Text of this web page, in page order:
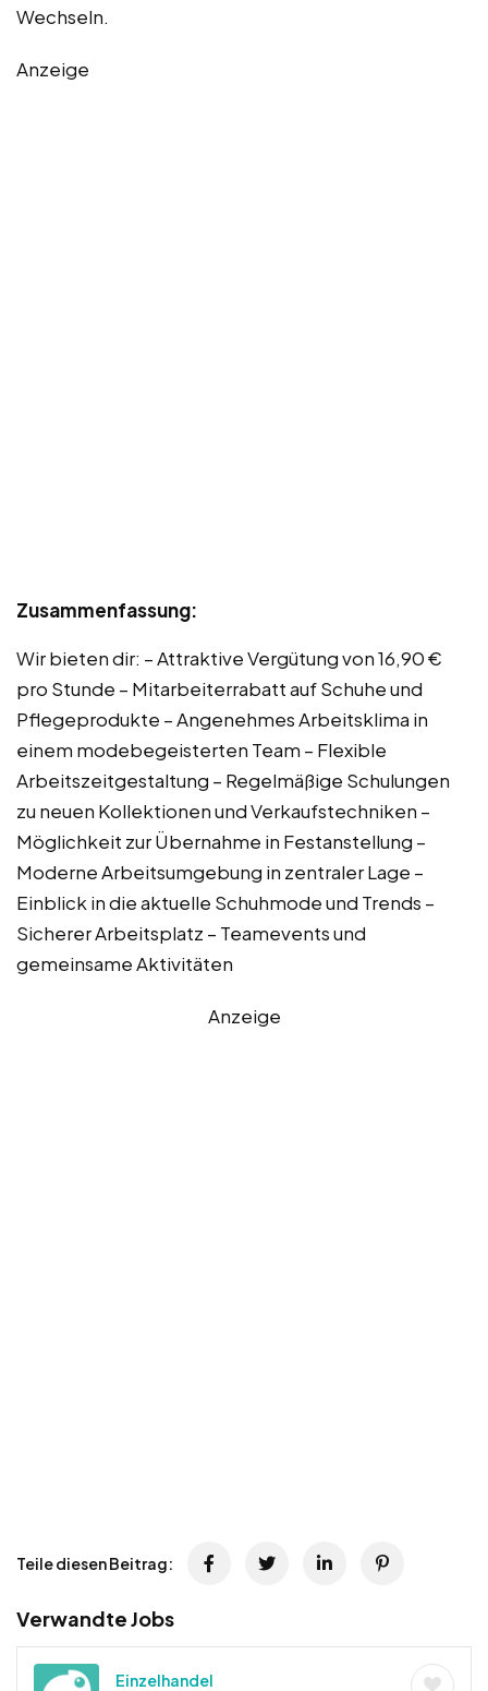
Wechseln.
Anzeige
Zusammenfassung:
Wir bieten dir: – Attraktive Vergütung von 16,90 €
pro Stunde – Mitarbeiterrabatt auf Schuhe und
Pflegeprodukte – Angenehmes Arbeitsklima in
einem modebegeisterten Team – Flexible
Arbeitszeitgestaltung – Regelmäßige Schulungen
zu neuen Kollektionen und Verkaufstechniken –
Möglichkeit zur Übernahme in Festanstellung –
Moderne Arbeitsumgebung in zentraler Lage –
Einblick in die aktuelle Schuhmode und Trends –
Sicherer Arbeitsplatz – Teamevents und
gemeinsame Aktivitäten
Anzeige
Teile diesen Beitrag:
Verwandte Jobs
Einzelhandel